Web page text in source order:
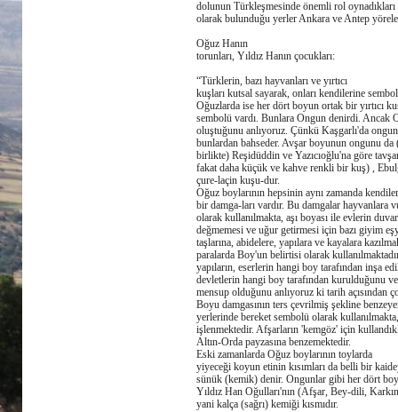
dolunun Türkleşmesinde önemli rol oynadıkları
olarak bulunduğu yerler Ankara ve Antep
Oğuz Hanın
torunları, Yıldız Hanın çocukları:
“Türklerin, bazı hayvanları ve yırtıcı
kuşları kutsal sayarak, onları kendilerine
Oğuzlarda ise her dört boyun ortak bir yırtıcı
sembolü vardı. Bunlara Ongun denirdi. Ancak
oluştuğunu anlıyoruz. Çünkü Kaşgarlı'da
bunlardan bahseder. Avşar boyunun ongunu
birlikte) Reşidüddin ve Yazıcıoğlu'na göre
fakat daha küçük ve kahve renkli bir kuş) ,
çure-laçin kuşu-dur.
Oğuz boylarının hepsinin aynı zamanda
bir damga-ları vardır. Bu damgalar hayvanlara
olarak kullanılmakta, aşı boyası ile evlerin
değmemesi ve uğur getirmesi için bazı giyim
taşlarına, abidelere, yapılara ve kayalara
paralarda Boy'un belirtisi olarak
yapıların, eserlerin hangi boy tarafından inşa
devletlerin hangi boy tarafından kurulduğunu
mensup olduğunu anlıyoruz ki tarih açısından
Boyu damgasının ters çevrilmiş şekline
yerlerinde bereket sembolü olarak
işlenmektedir. Afşarların 'kemgöz' için
Altın-Orda payzasına benzemektedir.
Eski zamanlarda Oğuz boylarının toylarda
yiyeceği koyun etinin kısımları da belli bir
sünük (kemik) denir. Ongunlar gibi her dört
Yıldız Han Oğulları'nın (Afşar, Bey-dili,
yani kalça (sağrı) kemiği kısmıdır.